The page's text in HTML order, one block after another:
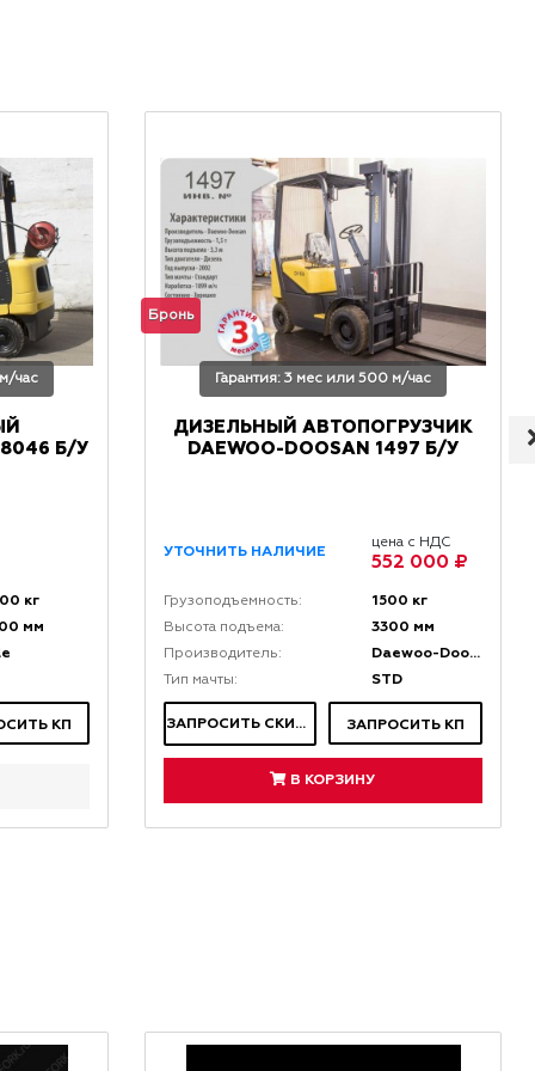
час
Б/У
кг
мм
КП
Бронь
Гарантия: 3 мес или 500 м/час
ДИЗЕЛЬНЫЙ АВТОПОГРУЗЧИК
DAEWOO-DOOSAN 1497 Б/У
УТОЧНИТЬ НАЛИЧИЕ
цена с НДС
552 000 ₽
Грузоподъемность: 1500 кг
Высота подъема: 3300 мм
Производитель: Daewoo-Doosan
Тип мачты: STD
ЗАПРОСИТЬ СКИДКУ ЗАПРОСИТЬ КП
В КОРЗИНУ